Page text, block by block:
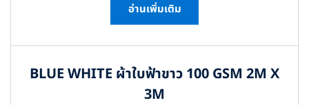
อ่านเพิ่มเติม
BLUE WHITE ผ้าใบฟ้าขาว 100 GSM 2M X
3M